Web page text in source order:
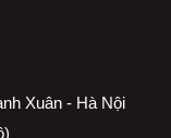
Xuân - Hà Nội